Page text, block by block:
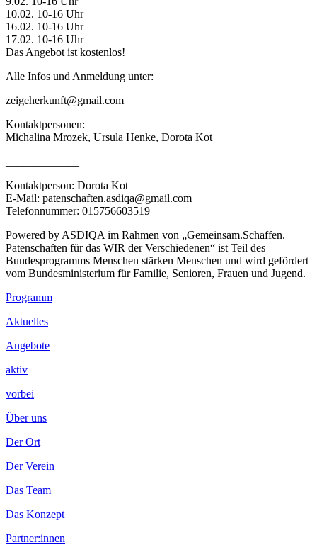
10.02. 10-16 Uhr
16.02. 10-16 Uhr
17.02. 10-16 Uhr
Das Angebot ist kostenlos!
Alle Infos und Anmeldung unter:
zeigeherkunft@gmail.com
Kontaktpersonen:
Michalina Mrozek, Ursula Henke, Dorota Kot
Kontaktperson: Dorota Kot
E-Mail: patenschaften.asdiqa@gmail.com
Telefonnummer: 015756603519
Powered by ASDIQA im Rahmen von „Gemeinsam.Schaffen.
Patenschaften für das WIR der Verschiedenen“ ist Teil des
Bundesprogramms Menschen stärken Menschen und wird gefördert
vom Bundesministerium für Familie, Senioren, Frauen und Jugend.
Footer
Inhalt
Programm
Aktuelles
Angebote
aktiv
vorbei
Über uns
Der Ort
Der Verein
Das Team
Das Konzept
Partner:innen